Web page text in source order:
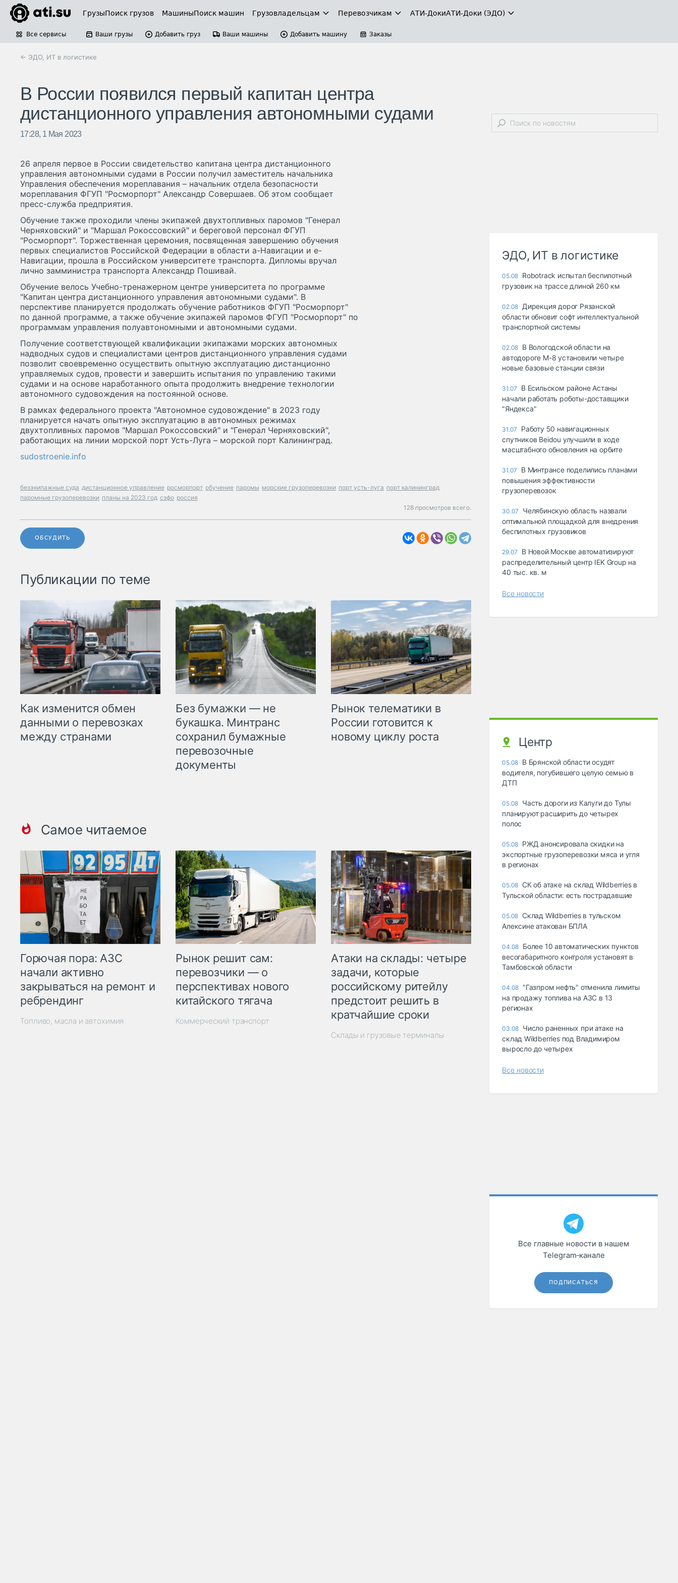
ГрузыПоиск грузов МашиныПоиск машин Грузовладельцам Перевозчикам АТИ-ДокиАТИ-Доки (ЭДО)
Все сервисы Ваши грузы Добавить груз Ваши машины Добавить машину Заказы
← ЭДО, ИТ в логистике
В России появился первый капитан центра
дистанционного управления автономными судами
17:28, 1 Мая 2023
26 апреля первое в России свидетельство капитана центра дистанционного
управления автономными судами в России получил заместитель начальника
Управления обеспечения мореплавания – начальник отдела безопасности
мореплавания ФГУП "Росморпорт" Александр Совершаев. Об этом сообщает
пресс-служба предприятия.
Обучение также проходили члены экипажей двухтопливных паромов "Генерал
Черняховский" и "Маршал Рокоссовский" и береговой персонал ФГУП
"Росморпорт". Торжественная церемония, посвященная завершению обучения
первых специалистов Российской Федерации в области а-Навигации и е-
Навигации, прошла в Российском университете транспорта. Дипломы вручал
лично замминистра транспорта Александр Пошивай.
Обучение велось Учебно-тренажерном центре университета по программе
"Капитан центра дистанционного управления автономными судами". В
перспективе планируется продолжать обучение работников ФГУП "Росморпорт"
по данной программе, а также обучение экипажей паромов ФГУП "Росморпорт" по
программам управления полуавтономными и автономными судами.
Получение соответствующей квалификации экипажами морских автономных
надводных судов и специалистами центров дистанционного управления судами
позволит своевременно осуществить опытную эксплуатацию дистанционно
управляемых судов, провести и завершить испытания по управлению такими
судами и на основе наработанного опыта продолжить внедрение технологии
автономного судовождения на постоянной основе.
В рамках федерального проекта "Автономное судовождение" в 2023 году
планируется начать опытную эксплуатацию в автономных режимах
двухтопливных паромов "Маршал Рокоссовский" и "Генерал Черняховский",
работающих на линии морской порт Усть-Луга – морской порт Калининград.
sudostroenie.info
безэкипажные суда дистанционное управление росморпорт обучение паромы морские грузоперевозки порт усть-луга порт калининград
паромные грузоперевозки планы на 2023 год сзфо россия
128 просмотров всего.
ОБСУДИТЬ
Публикации по теме
Как изменится обмен
данными о перевозках
между странами
Без бумажки — не
букашка. Минтранс
сохранил бумажные
перевозочные
документы
Рынок телематики в
России готовится к
новому циклу роста
Самое читаемое
Горючая пора: АЗС
начали активно
закрываться на ремонт и
ребрендинг
Топливо, масла и автохимия
Рынок решит сам:
перевозчики — о
перспективах нового
китайского тягача
Коммерческий транспорт
Атаки на склады: четыре
задачи, которые
российскому ритейлу
предстоит решить в
кратчайшие сроки
Склады и грузовые терминалы
ЭДО, ИТ в логистике
05.08 Robotrack испытал беспилотный
грузовик на трассе длиной 260 км
02.08 Дирекция дорог Рязанской
области обновит софт интеллектуальной
транспортной системы
02.08 В Вологодской области на
автодороге М-8 установили четыре
новые базовые станции связи
31.07
В Есильском районе Астаны
начали работать роботы-доставщики
"Яндекса"
31.07
Работу 50 навигационных
спутников Beidou улучшили в ходе
масштабного обновления на орбите
31.07
В Минтрансе поделились планами
повышения эффективности
грузоперевозок
30.07
Челябинскую область назвали
оптимальной площадкой для внедрения
беспилотных грузовиков
29.07
В Новой Москве автоматизируют
распределительный центр IEK Group на
40 тыс. кв. м
Все новости
Центр
05.08 В Брянской области осудят
водителя, погубившего целую семью в
ДТП
05.08 Часть дороги из Калуги до Тулы
планируют расширить до четырех
полос
05.08 РЖД анонсировала скидки на
экспортные грузоперевозки мяса и угля
в регионах
05.08 СК об атаке на склад Wildberries в
Тульской области: есть пострадавшие
05.08 Склад Wildberries в тульском
Алексине атакован БПЛА
04.08 Более 10 автоматических пунктов
весогабаритного контроля установят в
Тамбовской области
04.08 "Газпром нефть" отменила лимиты
на продажу топлива на АЗС в 13
регионах
03.08 Число раненных при атаке на
склад Wildberries под Владимиром
выросло до четырех
Все новости
Все главные новости в нашем
Telegram‑канале
ПОДПИСАТЬСЯ